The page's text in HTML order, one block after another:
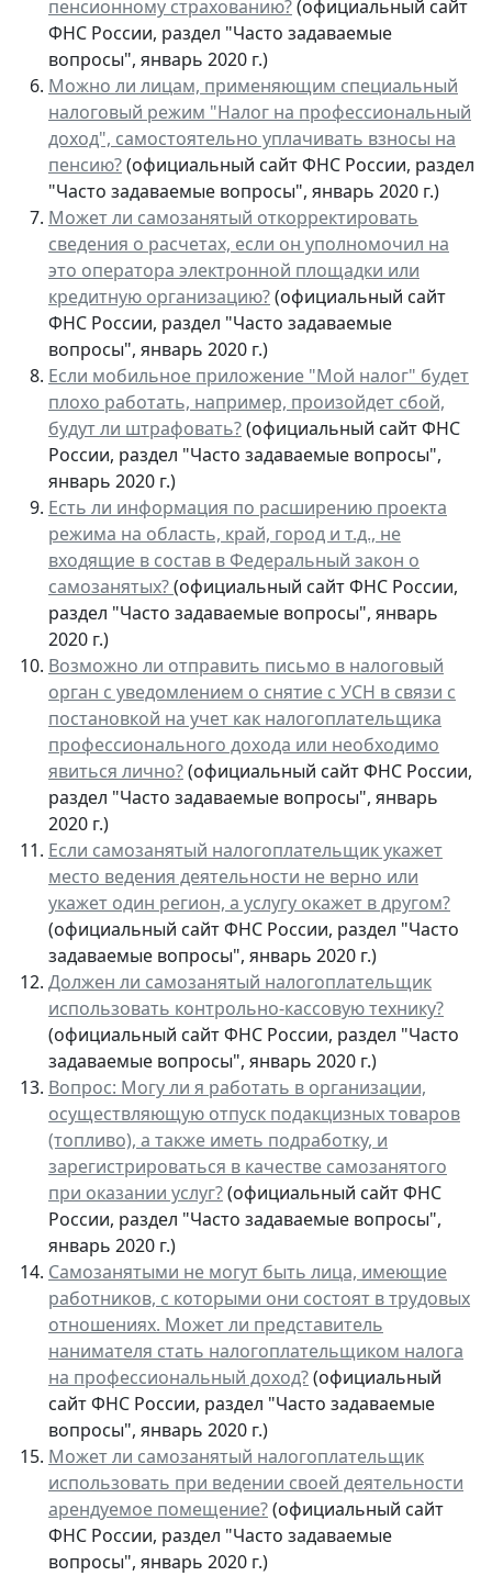
пенсионному страхованию?(официальный сайт
ФНС России, раздел "Часто задаваемые
вопросы", январь 2020 г.)
Можно ли лицам, применяющим специальный
налоговый режим "Налог на профессиональный
доход", самостоятельно уплачивать взносы на
пенсию?(официальный сайт ФНС России, раздел
"Часто задаваемые вопросы", январь 2020 г.)
Может ли самозанятый откорректировать
сведения о расчетах, если он уполномочил на
это оператора электронной площадки или
кредитную организацию?(официальный сайт
ФНС России, раздел "Часто задаваемые
вопросы", январь 2020 г.)
Если мобильное приложение "Мой налог" будет
плохо работать, например, произойдет сбой,
будут ли штрафовать?(официальный сайт ФНС
России, раздел "Часто задаваемые вопросы",
январь 2020 г.)
Есть ли информация по расширению проекта
режима на область, край, город и т.д., не
входящие в состав в Федеральный закон о
самозанятых?(официальный сайт ФНС России,
раздел "Часто задаваемые вопросы", январь
2020 г.)
Возможно ли отправить письмо в налоговый
орган с уведомлением о снятие с УСН в связи с
постановкой на учет как налогоплательщика
профессионального дохода или необходимо
явиться лично?(официальный сайт ФНС России,
раздел "Часто задаваемые вопросы", январь
2020 г.)
Если самозанятый налогоплательщик укажет
место ведения деятельности не верно или
укажет один регион, а услугу окажет в другом?
(официальный сайт ФНС России, раздел "Часто
задаваемые вопросы", январь 2020 г.)
Должен ли самозанятый налогоплательщик
использовать контрольно-кассовую технику?
(официальный сайт ФНС России, раздел "Часто
задаваемые вопросы", январь 2020 г.)
Вопрос: Могу ли я работать в организации,
осуществляющую отпуск подакцизных товаров
(топливо), а также иметь подработку, и
зарегистрироваться в качестве самозанятого
при оказании услуг?(официальный сайт ФНС
России, раздел "Часто задаваемые вопросы",
январь 2020 г.)
Самозанятыми не могут быть лица, имеющие
работников, с которыми они состоят в трудовых
отношениях. Может ли представитель
нанимателя стать налогоплательщиком налога
на профессиональный доход?(официальный
сайт ФНС России, раздел "Часто задаваемые
вопросы", январь 2020 г.)
Может ли самозанятый налогоплательщик
использовать при ведении своей деятельности
арендуемое помещение?(официальный сайт
ФНС России, раздел "Часто задаваемые
вопросы", январь 2020 г.)